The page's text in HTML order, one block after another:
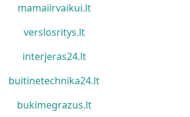
mamaiirvaikui.lt
verslosritys.lt
interjeras24.lt
buitinetechnika24.lt
bukimegrazus.lt